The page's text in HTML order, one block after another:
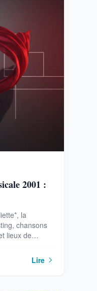
2001 :
la
chansons
lieux de
Lire